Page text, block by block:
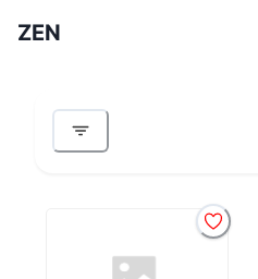
ZEN